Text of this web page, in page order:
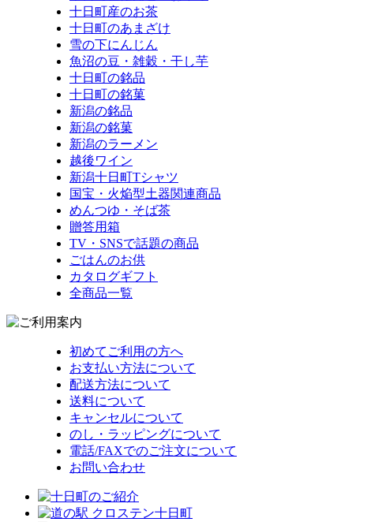
十日町産のお茶
十日町のあまざけ
雪の下にんじん
魚沼の豆・雑穀・干し芋
十日町の銘品
十日町の銘菓
新潟の銘品
新潟の銘菓
新潟のラーメン
越後ワイン
新潟十日町Tシャツ
国宝・火焔型土器関連商品
めんつゆ・そば茶
贈答用箱
TV・SNSで話題の商品
ごはんのお供
カタログギフト
全商品一覧
初めてご利用の方へ
お支払い方法について
配送方法について
送料について
キャンセルについて
のし・ラッピングについて
電話/FAXでのご注文について
お問い合わせ